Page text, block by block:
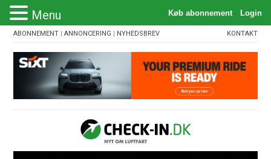
ABONNEMENT |ANNONCERING | NYHEDSBREV KONTAKT
Menu